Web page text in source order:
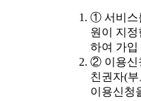
① 서비스
원이 지
하여 가입
② 이용신
친권자(
이용신청